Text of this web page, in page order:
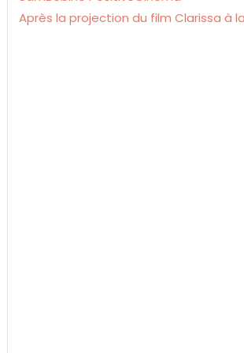
Après la projection du film Clarissa à